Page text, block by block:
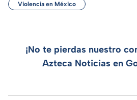
Violencia en México
¡No te pierdas nuestro
Azteca Noticias en